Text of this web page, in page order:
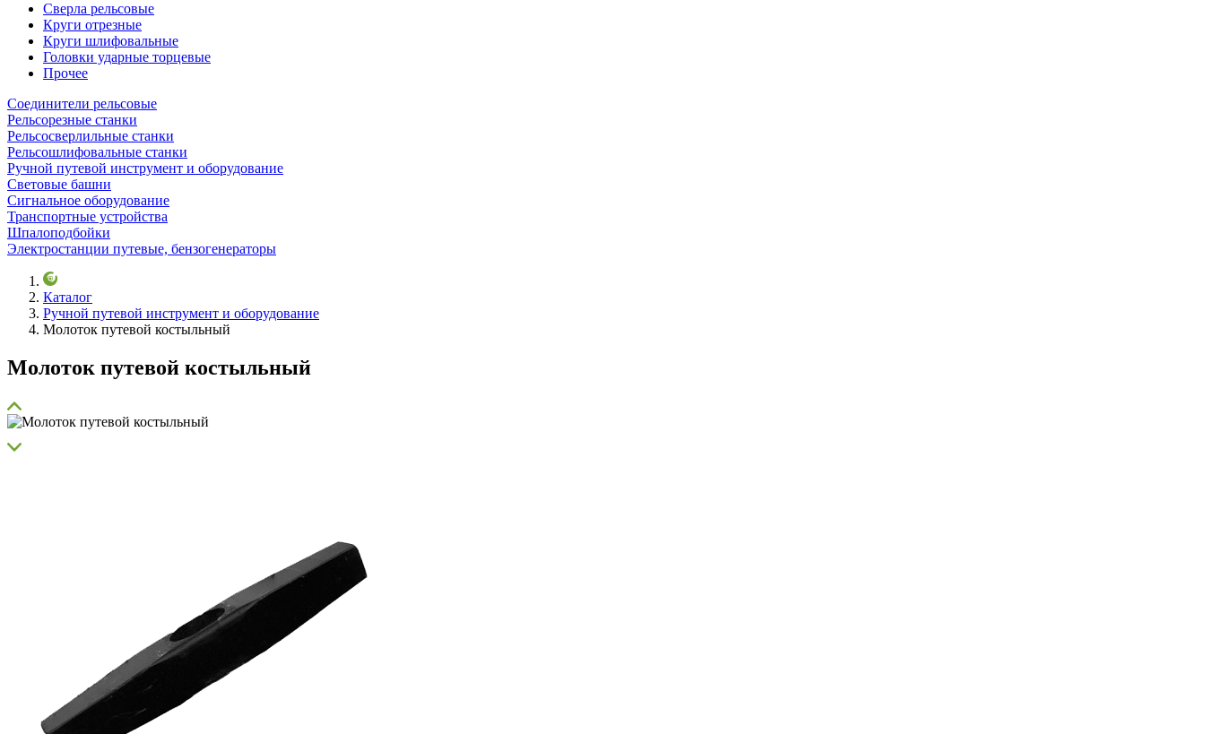
Сверла рельсовые
Круги отрезные
Круги шлифовальные
Головки ударные торцевые
Прочее
Соединители рельсовые
Рельсорезные станки
Рельсосверлильные станки
Рельсошлифовальные станки
Ручной путевой инструмент и оборудование
Световые башни
Сигнальное оборудование
Транспортные устройства
Шпалоподбойки
Электростанции путевые, бензогенераторы
Каталог
Ручной путевой инструмент и оборудование
Молоток путевой костыльный
Молоток путевой костыльный